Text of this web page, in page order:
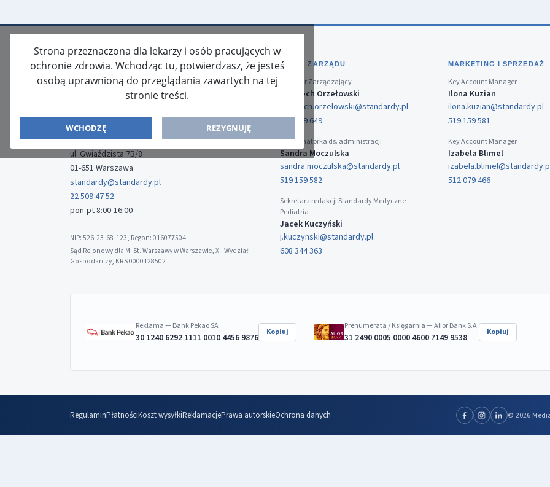
Strona przeznaczona dla lekarzy i osób pracujących w
ochronie zdrowia. Wchodząc tu, potwierdzasz, że jesteś
osobą uprawnioną do przeglądania zawartych na tej
stronie treści.
WCHODZĘ REZYGNUJĘ
ISSN: 2080-5438
Media-Press Sp. z o.o.
ul. Gwiaździsta 7B/8
01-651 Warszawa
standardy@standardy.pl
22 509 47 52
pon-pt 8:00-16:00
NIP: 526-23-68-123, Regon: 016077504
Sąd Rejonowy dla M. St. Warszawy w Warszawie, XII Wydział
Gospodarczy, KRS 0000128502
BIURO ZARZĄDU
Dyrektor Zarządzający
Wojciech Orzełowski
wojciech.orzelowski@standardy.pl
519 159 649
Koordynatorka ds. administracji
Sandra Moczulska
sandra.moczulska@standardy.pl
519 159 582
Sekretarz redakcji Standardy Medyczne
Pediatria
Jacek Kuczyński
j.kuczynski@standardy.pl
608 344 363
MARKETING I SPRZEDAŻ
Key Account Manager
Ilona Kuzian
ilona.kuzian@standardy.pl
519 159 581
Key Account Manager
Izabela Blimel
512 079 466
Reklama — Bank Pekao SA
30 1240 6292 1111 0010 4456 9876 Kopiuj
Prenumerata / Księgarnia — Alior Bank S.A.
31 2490 0005 0000 4600 7149 9538 Kopiuj
RegulaminPłatnościKoszt wysyłkiReklamacjePrawa autorskieOchrona danych © 2026